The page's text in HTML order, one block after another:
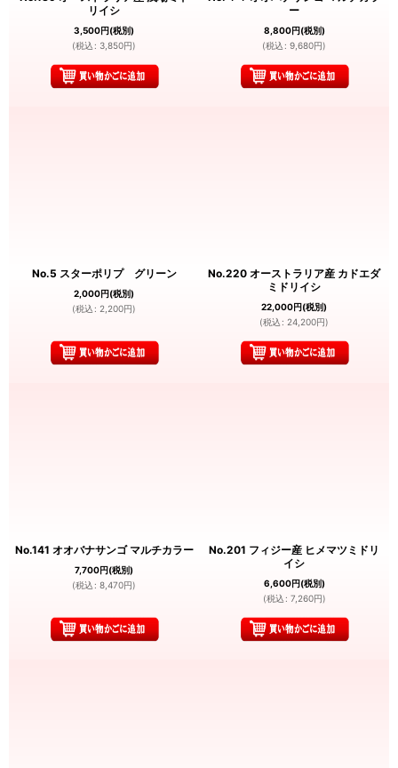
リイシ
3,500円(税別)
(税込 : 3,850円)
ー
8,800円(税別)
(税込 : 9,680円)
No.5 スターポリプ グリーン
2,000円(税別)
(税込 : 2,200円)
No.220 オーストラリア産 カドエダ
ミドリイシ
22,000円(税別)
(税込 : 24,200円)
No.141 オオバナサンゴ マルチカラー
7,700円(税別)
(税込 : 8,470円)
No.201 フィジー産 ヒメマツミドリ
イシ
6,600円(税別)
(税込 : 7,260円)